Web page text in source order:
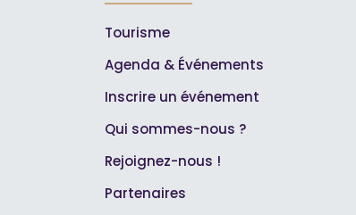
Tourisme
Agenda & Événements
Inscrire un événement
Qui sommes-nous ?
Rejoignez-nous !
Partenaires